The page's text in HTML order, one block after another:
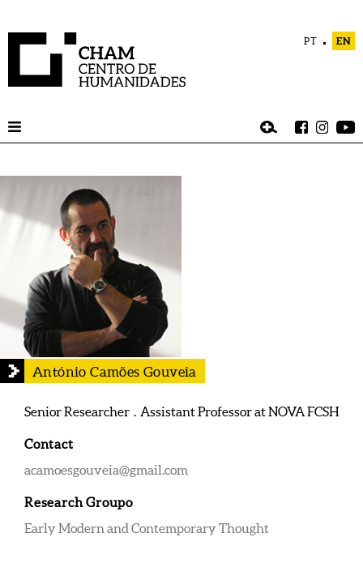
PT EN
António Camões Gouveia
Senior Researcher . Assistant Professor at NOVA FCSH
Contact
acamoesgouveia@gmail.com
Research Groupo
Early Modern and Contemporary Thought